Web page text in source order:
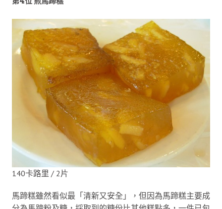
140卡路里 / 2片
馬蹄糕雖然看似最「清新又安全」，但因為馬蹄糕主要成